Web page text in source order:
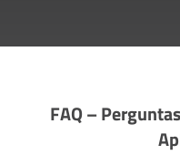
FAQ –